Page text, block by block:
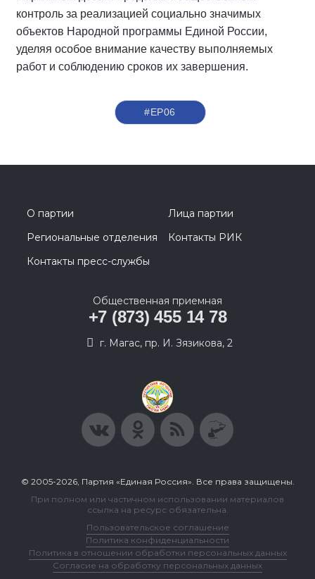
контроль за реализацией социально значимых
объектов Народной программы Единой России,
уделяя особое внимание качеству выполняемых
работ и соблюдению сроков их завершения.
#ЕР06
О партии
Лица партии
Региональные отделения
Контакты РИК
Контакты пресс-службы
Общественная приемная
+7 (873) 455 14 78
г. Магас, пр. И. Зязикова, 2
© 2005-2026, Партия «Единая Россия». Все права защищены.
При полном или частичном использовании материалов
ссылка на ресурс обязательна.
Пользовательское соглашение
Политика конфиденциальности
Политика в отношении обработки персональных данных
Согласие на обработку персональных данных